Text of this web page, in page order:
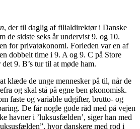
, der til daglig af filialdirektør i Danske
de sidste seks år undervist 9. og 10.
for privatøkonomi. Forleden var en af
dobbelt time i 9. A og 9. C på Store
9. B’s tur til at møde ham.
klæde de unge mennesker på til, når de
og skal stå på egne ben økonomisk.
faste og variable udgifter, brutto- og
De får nogle gode råd med på vejen
havner i ’luksusfælden’, siger han med
hvor danskere med rod i